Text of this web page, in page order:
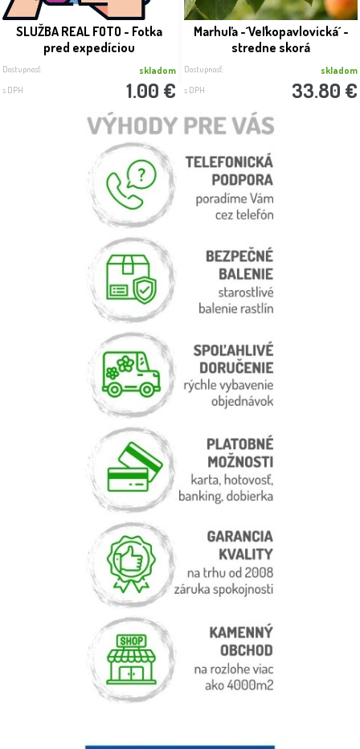
SLUŽBA REAL FOTO - Fotka
pred expedíciou
Dostupnosť: skladom
s DPH 1.00 €
Marhuľa -´Veľkopavlovická´ -
stredne skorá
Dostupnosť: skladom
s DPH 33.80 €